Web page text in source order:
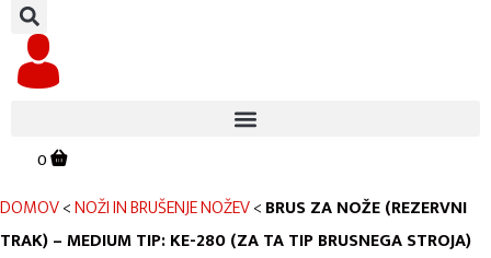
0
DOMOV<NOŽI IN BRUŠENJE NOŽEV<BRUS ZA NOŽE (REZERVNI
TRAK) – MEDIUM TIP: KE-280 (ZA TA TIP BRUSNEGA STROJA)